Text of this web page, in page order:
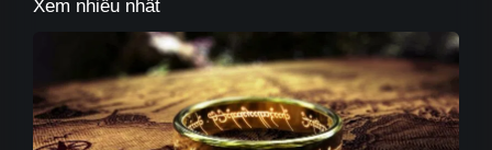
Xem nhiều nhất